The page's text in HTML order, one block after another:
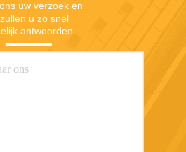
uw verzoek en
u zo snel
antwoorden.